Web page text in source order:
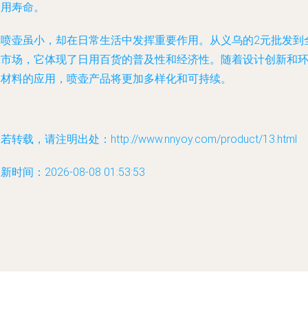
寿命。
壶虽小，却在日常生活中发挥重要作用。从义乌的2元批发到
场，它体现了日用百货的普及性和经济性。随着设计创新和环
料的应用，喷壶产品将更加多样化和可持续。
转载，请注明出处：http://www.nnyoy.com/product/13.html
时间：2026-08-08 01:53:53